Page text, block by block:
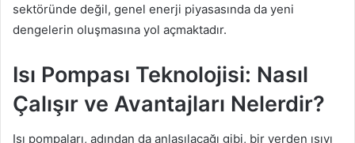
sektöründe değil, genel enerji piyasasında da yeni
dengelerin oluşmasına yol açmaktadır.
Isı Pompası Teknolojisi: Nasıl
Çalışır ve Avantajları Nelerdir?
Isı pompaları, adından da anlaşılacağı gibi, bir yerden ısıyı